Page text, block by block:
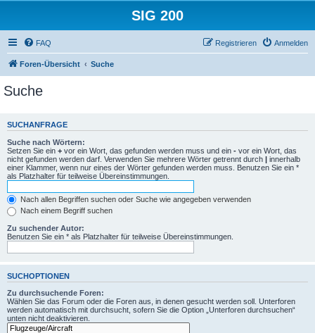
SIG 200
FAQ Anmelden
Registrieren
Foren-Übersicht Suche
Suche
SUCHANFRAGE
Suche nach Wörtern:
Setzen Sie ein + vor ein Wort, das gefunden werden muss und ein - vor ein Wort, das
nicht gefunden werden darf. Verwenden Sie mehrere Wörter getrennt durch | innerhalb
einer Klammer, wenn nur eines der Wörter gefunden werden muss. Benutzen Sie ein *
als Platzhalter für teilweise Übereinstimmungen.
Nach allen Begriffen suchen oder Suche wie angegeben verwenden
Nach einem Begriff suchen
Zu suchender Autor:
Benutzen Sie ein * als Platzhalter für teilweise Übereinstimmungen.
SUCHOPTIONEN
Zu durchsuchende Foren:
Wählen Sie das Forum oder die Foren aus, in denen gesucht werden soll. Unterforen
werden automatisch mit durchsucht, sofern Sie die Option „Unterforen durchsuchen“
unten nicht deaktivieren.